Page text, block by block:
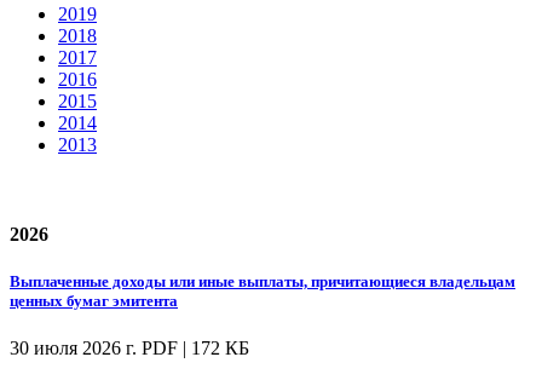
2019
2018
2017
2016
2015
2014
2013
2026
Выплаченные доходы или иные выплаты, причитающиеся владельцам
ценных бумаг эмитента
30 июля 2026 г. PDF | 172 КБ